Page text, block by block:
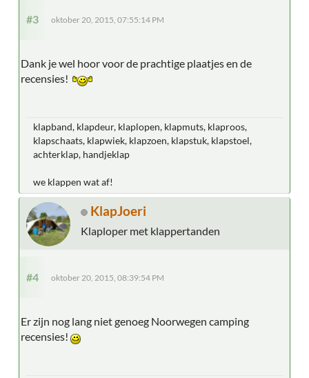
#3 oktober 20, 2015, 07:55:14 PM
Dank je wel hoor voor de prachtige plaatjes en de
recensies!
klapband, klapdeur, klaplopen, klapmuts, klaproos,
klapschaats, klapwiek, klapzoen, klapstuk, klapstoel,
achterklap, handjeklap
we klappen wat af!
KlapJoeri
Klaploper met klappertanden
#4 oktober 20, 2015, 08:39:54 PM
Er zijn nog lang niet genoeg Noorwegen camping
recensies!